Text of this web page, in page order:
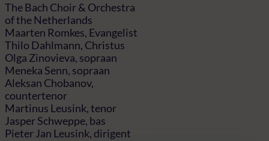
The Bach Choir & Orchestra
of the Netherlands
Maarten Romkes, Evangelist
Thilo Dahlmann, Christus
Olga Zinovieva, sopraan
Meneka Senn, sopraan
Aleksan Chobanov,
countertenor
Martinus Leusink, tenor
Jasper Schweppe, bas
Pieter Jan Leusink, dirigent